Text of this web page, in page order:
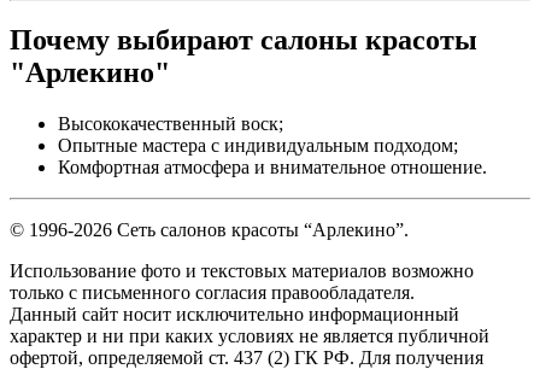
Почему выбирают салоны красоты
"Арлекино"
Высококачественный воск;
Опытные мастера с индивидуальным подходом;
Комфортная атмосфера и внимательное отношение.
© 1996-2026 Сеть салонов красоты “Арлекино”.
Использование фото и текстовых материалов возможно
только с письменного согласия правообладателя.
Данный сайт носит исключительно информационный
характер и ни при каких условиях не является публичной
офертой, определяемой ст. 437 (2) ГК РФ. Для получения